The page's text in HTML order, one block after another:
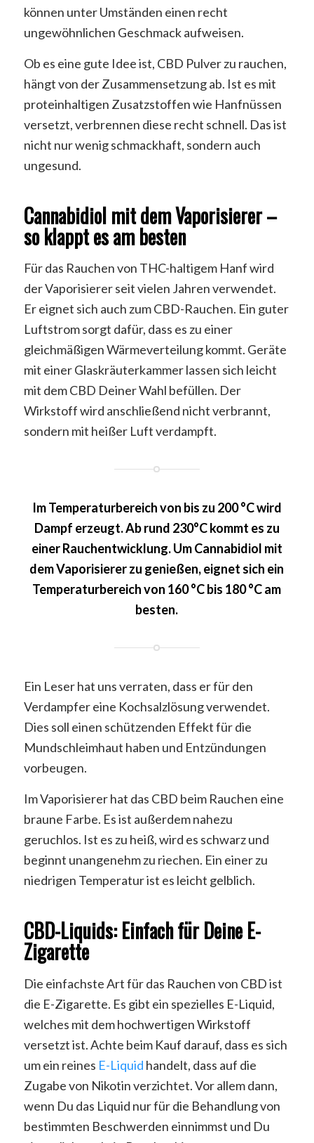
können unter Umständen einen recht
ungewöhnlichen Geschmack aufweisen.
Ob es eine gute Idee ist, CBD Pulver zu rauchen,
hängt von der Zusammensetzung ab. Ist es mit
proteinhaltigen Zusatzstoffen wie Hanfnüssen
versetzt, verbrennen diese recht schnell. Das ist
nicht nur wenig schmackhaft, sondern auch
ungesund.
Cannabidiol mit dem Vaporisierer –
so klappt es am besten
Für das Rauchen von THC-haltigem Hanf wird
der Vaporisierer seit vielen Jahren verwendet.
Er eignet sich auch zum CBD-Rauchen. Ein guter
Luftstrom sorgt dafür, dass es zu einer
gleichmäßigen Wärmeverteilung kommt. Geräte
mit einer Glaskräuterkammer lassen sich leicht
mit dem CBD Deiner Wahl befüllen. Der
Wirkstoff wird anschließend nicht verbrannt,
sondern mit heißer Luft verdampft.
Im Temperaturbereich von bis zu 200 °C wird
Dampf erzeugt. Ab rund 230°C kommt es zu
einer Rauchentwicklung. Um Cannabidiol mit
dem Vaporisierer zu genießen, eignet sich ein
Temperaturbereich von 160 °C bis 180 °C am
besten.
Ein Leser hat uns verraten, dass er für den
Verdampfer eine Kochsalzlösung verwendet.
Dies soll einen schützenden Effekt für die
Mundschleimhaut haben und Entzündungen
vorbeugen.
Im Vaporisierer hat das CBD beim Rauchen eine
braune Farbe. Es ist außerdem nahezu
geruchlos. Ist es zu heiß, wird es schwarz und
beginnt unangenehm zu riechen. Ein einer zu
niedrigen Temperatur ist es leicht gelblich.
CBD-Liquids: Einfach für Deine E-
Zigarette
Die einfachste Art für das Rauchen von CBD ist
die E-Zigarette. Es gibt ein spezielles E-Liquid,
welches mit dem hochwertigen Wirkstoff
versetzt ist. Achte beim Kauf darauf, dass es sich
um ein reines E-Liquid handelt, dass auf die
Zugabe von Nikotin verzichtet. Vor allem dann,
wenn Du das Liquid nur für die Behandlung von
bestimmten Beschwerden einnimmst und Du